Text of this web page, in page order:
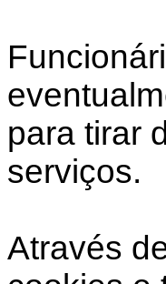
para tirar
serviços.
Através